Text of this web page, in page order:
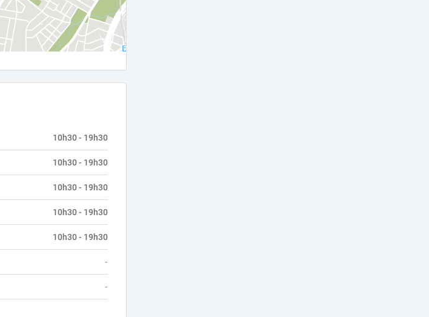
10h30 - 19h30
10h30 - 19h30
10h30 - 19h30
10h30 - 19h30
10h30 - 19h30
-
-